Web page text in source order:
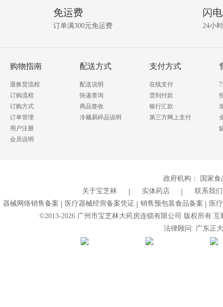
免运费
订单满300元免运费
闪
24小
购物指南
退换货流程
订购流程
订购方式
订单管理
用户注册
会员说明
配送方式
配送说明
快递查询
商品签收
冷藏易碎品说明
支付方式
在线支付
货到付款
银行汇款
第三方网上支付
政府机构：
国家
关于宝芝林
实体药店
联系我们
器械网络销售备案
医疗器械经营备案凭证 销售预包装食品备案
医
©2013-2026广州市宝芝林大药房连锁有限公司 版权所有
法律顾问: 广东正